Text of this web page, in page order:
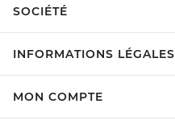
SOCIÉTÉ
INFORMATIONS LÉGALES
MON COMPTE